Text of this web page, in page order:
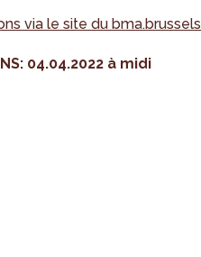
via le site du bma.brussels
04.04.2022 à midi